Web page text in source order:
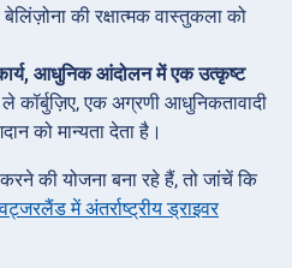
की रक्षात्मक वास्तुकला को
आधुनिक आंदोलन में एक उत्कृष्ट
एक अग्रणी आधुनिकतावादी
को मान्यता देता है।
की योजना बना रहे हैं, तो जांचें कि
में अंतर्राष्ट्रीय ड्राइवर